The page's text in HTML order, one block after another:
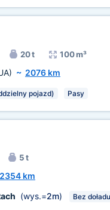
20 t 100 m³
~ 2076 km
pojazd) Pasy
5 t
2354 km
(wys.=2m) Bez